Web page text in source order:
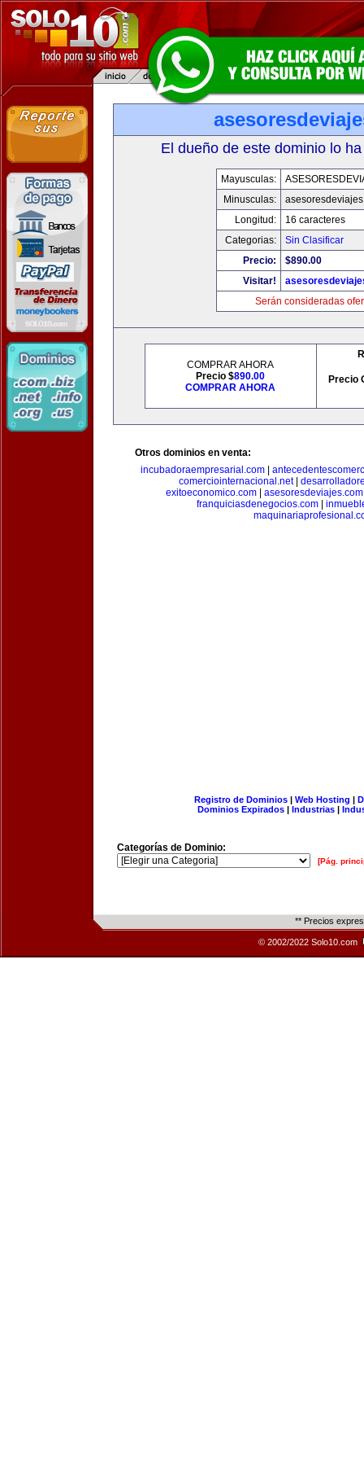
El dueño de este dominio lo
Mayusculas:
Minusculas:
Longitud:
16 caracteres
Categorias:
Sin Clasificar
Precio:
$890.00
Visitar!
Serán consideradas
COMPRAR AHORA
Precio $890.00
COMPRAR AHORA
Precio
Otros dominios en venta:
incubadoraempresarial.com
comerciointernacional.net|
exitoeconomico.com| asesoresdeviajes.com
franquiciasdenegocios.com|
Registro de Dominios| Web Hosting |
Dominios Expirados | Industrias |
Categorías de Dominio:
[Pág.
** Precios
© 2002/2022 Solo10.com